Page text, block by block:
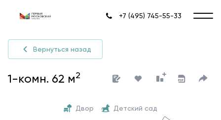
+7 (495) 745-55-33
Вернуться назад
1-комн. 62 м2
Двор Детский сад